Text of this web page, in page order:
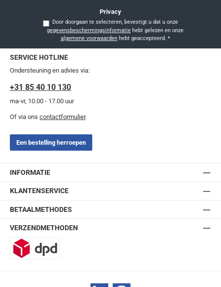
Privacy
Door doorgaan te selecteren, bevestigt u dat u onze
gegevensbeschermingsinformatie
algemene voorwaardenhebt geaccepteerd. *
SERVICE HOTLINE
Ondersteuning en advies via:
+31 85 40 10 130
ma-vr, 10.00 - 17.00 uur
Of via ons contactformulier.
Een bestelling herroepen
INFORMATIE
KLANTENSERVICE
BETAALMETHODES
VERZENDMETHODEN